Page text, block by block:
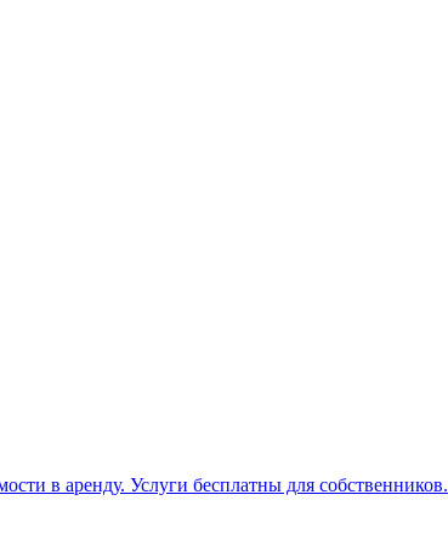
в аренду. Услуги бесплатны для собственников.